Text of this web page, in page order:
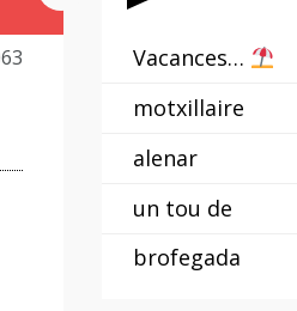
Vacances…
motxillaire
alenar
un tou de
brofegada